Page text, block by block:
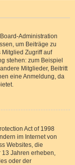
Administration
um Beiträge zu
Zugriff auf
stehen: zum Beispiel
Mitglieder, Beitritt
eine Anmeldung, da
Act of 1998
im Internet von
Websites, die
Jahren erheben,
oder der